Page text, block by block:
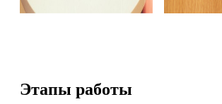
Этапы работы